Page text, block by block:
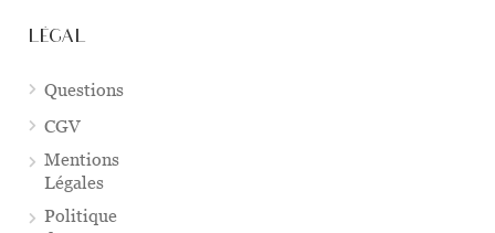
LÉGAL
Questions
CGV
Mentions
Légales
Politique